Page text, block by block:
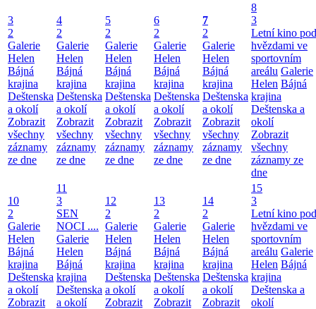
3
2
Galerie
Helen
Bájná
krajina
Deštenska
a okolí
Zobrazit
všechny
záznamy
ze dne
4
2
Galerie
Helen
Bájná
krajina
Deštenska
a okolí
Zobrazit
všechny
záznamy
ze dne
5
2
Galerie
Helen
Bájná
krajina
Deštenska
a okolí
Zobrazit
všechny
záznamy
ze dne
6
2
Galerie
Helen
Bájná
krajina
Deštenska
a okolí
Zobrazit
všechny
záznamy
ze dne
7
2
Galerie
Helen
Bájná
krajina
Deštenska
a okolí
Zobrazit
všechny
záznamy
ze dne
8
3
Letní kino pod
hvězdami ve
sportovním
areálu Galerie
Helen Bájná
krajina
Deštenska a
okolí
Zobrazit
všechny
záznamy ze
dne
10
2
Galerie
Helen
Bájná
krajina
Deštenska
a okolí
Zobrazit
11
3
SEN
NOCI ....
Galerie
Helen
Bájná
krajina
Deštenska
a okolí
12
2
Galerie
Helen
Bájná
krajina
Deštenska
a okolí
Zobrazit
13
2
Galerie
Helen
Bájná
krajina
Deštenska
a okolí
Zobrazit
14
2
Galerie
Helen
Bájná
krajina
Deštenska
a okolí
Zobrazit
15
3
Letní kino pod
hvězdami ve
sportovním
areálu Galerie
Helen Bájná
krajina
Deštenska a
okolí